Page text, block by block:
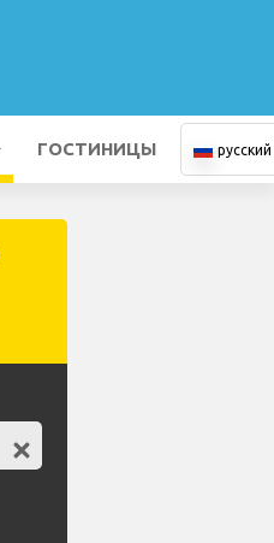
ГОСТИНИЦЫ русский